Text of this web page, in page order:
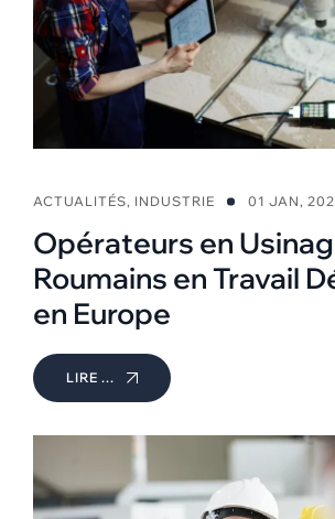
ACTUALITÉS, INDUSTRIE 01 JAN,
Opérateurs en
Roumains en Travail
en Europe
LIRE ...